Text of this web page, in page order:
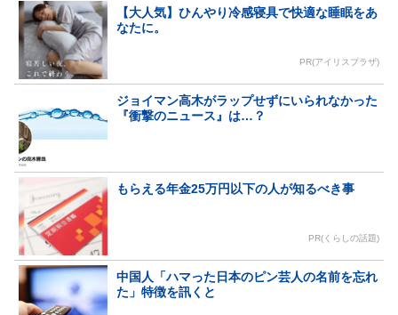
【大人気】ひんやり冷感寝具で快適な睡眠をあ
なたに。
PR(アイリスプラザ)
ジョイマン高木がラップせずにいられなかった
『衝撃のニュース』は…？
もらえる年金25万円以下の人が知るべき事
PR(くらしの話題)
中国人「ハマった日本のピン芸人の名前を忘れ
た」特徴を訊くと